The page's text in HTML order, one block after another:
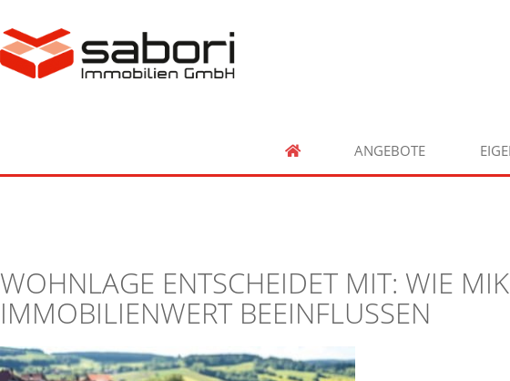
ANGEBOTE
WOHNLAGE ENTSCHEIDET MIT: WIE
IMMOBILIENWERT BEEINFLUSSEN